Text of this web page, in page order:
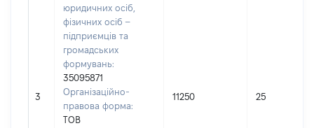
3
юридичних осіб,
фізичних осіб –
підприємців та
громадських
формувань:
35095871
Організаційно-
правова форма:
ТОВ
11250 25